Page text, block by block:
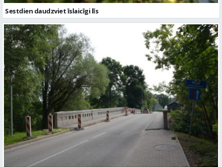
Sestdien daudzviet īslaicīgi līs